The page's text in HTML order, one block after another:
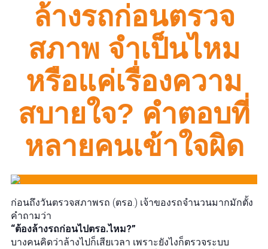
ล้างรถก่อนตรวจ
สภาพ จำเป็นไหม
หรือแค่เรื่องความ
สบายใจ? คำตอบที่
หลายคนเข้าใจผิด
ก่อนถึงวันตรวจสภาพรถ (ตรอ.) เจ้าของรถจำนวนมากมักตั้ง
คำถามว่า
“ต้องล้างรถก่อนไปตรอ.ไหม?”
บางคนคิดว่าล้างไปก็เสียเวลา เพราะยังไงก็ตรวจระบบ